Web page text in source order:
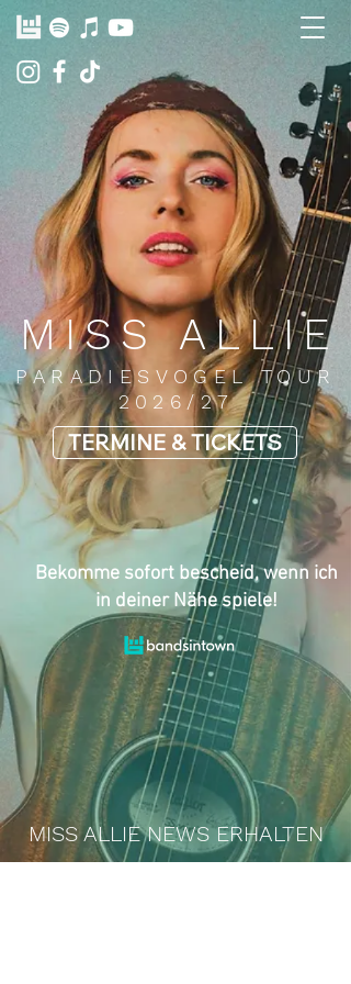
MISS ALLIE
PARADIESVOGEL TOUR
2026/27
TERMINE & TICKETS
Bekomme sofort bescheid, wenn ich
in deiner Nähe spiele!
MISS ALLIE NEWS ERHALTEN